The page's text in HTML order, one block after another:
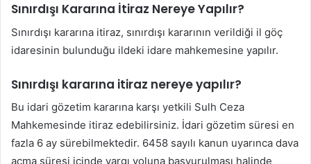
Sınırdışı Kararına İtiraz Nereye Yapılır?
Sınırdışı kararına itiraz, sınırdışı kararının verildiği il göç
idaresinin bulunduğu ildeki idare mahkemesine yapılır.
Sınırdışı kararına itiraz nereye yapılır?
Bu idari gözetim kararına karşı yetkili Sulh Ceza
Mahkemesinde itiraz edebilirsiniz. İdari gözetim süresi en
fazla 6 ay sürebilmektedir. 6458 sayılı kanun uyarınca dava
açma süresi içinde yargı yoluna başvurulması halinde